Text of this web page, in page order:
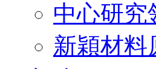
中心研究
新穎材料